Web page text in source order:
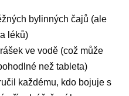
bylinných čajů (ale
léků)
ve vodě (což může
než tableta)
každému, kdo bojuje s